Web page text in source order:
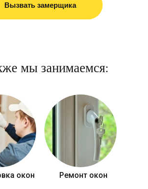
Вызвать замерщика
мы занимаемся:
окон Ремонт окон